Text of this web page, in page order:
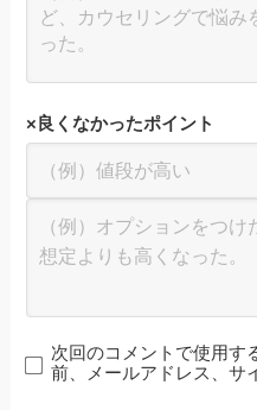
× 良くなかったポイント
次回のコメントで使用す
前、メールアドレス、サ